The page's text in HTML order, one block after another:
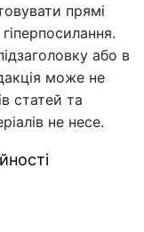
прямі
або в
може не
статей та
не несе.